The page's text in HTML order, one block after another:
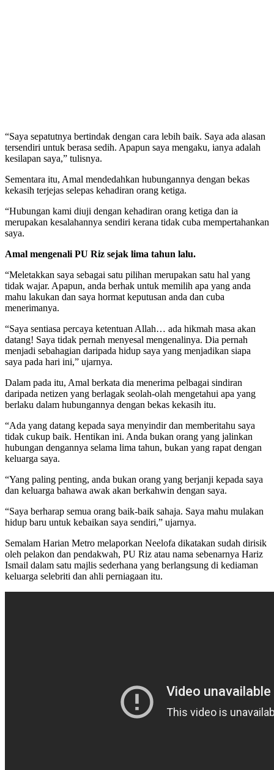
“Saya sepatutnya bertindak dengan cara lebih baik. Saya ada alasan
tersendiri untuk berasa sedih. Apapun saya mengaku, ianya adalah
kesilapan saya,” tulisnya.
Sementara itu, Amal mendedahkan hubungannya dengan bekas
kekasih terjejas selepas kehadiran orang ketiga.
“Hubungan kami diuji dengan kehadiran orang ketiga dan ia
merupakan kesalahannya sendiri kerana tidak cuba mempertahankan
saya.
Amal mengenali PU Riz sejak lima tahun lalu.
“Meletakkan saya sebagai satu pilihan merupakan satu hal yang
tidak wajar. Apapun, anda berhak untuk memilih apa yang anda
mahu lakukan dan saya hormat keputusan anda dan cuba
menerimanya.
“Saya sentiasa percaya ketentuan Allah… ada hikmah masa akan
datang! Saya tidak pernah menyesal mengenalinya. Dia pernah
menjadi sebahagian daripada hidup saya yang menjadikan siapa
saya pada hari ini,” ujarnya.
Dalam pada itu, Amal berkata dia menerima pelbagai sindiran
daripada netizen yang berlagak seolah-olah mengetahui apa yang
berlaku dalam hubungannya dengan bekas kekasih itu.
“Ada yang datang kepada saya menyindir dan memberitahu saya
tidak cukup baik. Hentikan ini. Anda bukan orang yang jalinkan
hubungan dengannya selama lima tahun, bukan yang rapat dengan
keluarga saya.
“Yang paling penting, anda bukan orang yang berjanji kepada saya
dan keluarga bahawa awak akan berkahwin dengan saya.
“Saya berharap semua orang baik-baik sahaja. Saya mahu mulakan
hidup baru untuk kebaikan saya sendiri,” ujarnya.
Semalam Harian Metro melaporkan Neelofa dikatakan sudah dirisik
oleh pelakon dan pendakwah, PU Riz atau nama sebenarnya Hariz
Ismail dalam satu majlis sederhana yang berlangsung di kediaman
keluarga selebriti dan ahli perniagaan itu.